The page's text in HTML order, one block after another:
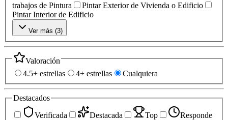
trabajos de Pintura
Pintar Exterior de Vivienda o Edificio
Pintar Interior de Edificio
Ver más (3)
Valoración
4.5+ estrellas
4+ estrellas Cualquiera
Destacados
Verificada
Destacada Top
Responde